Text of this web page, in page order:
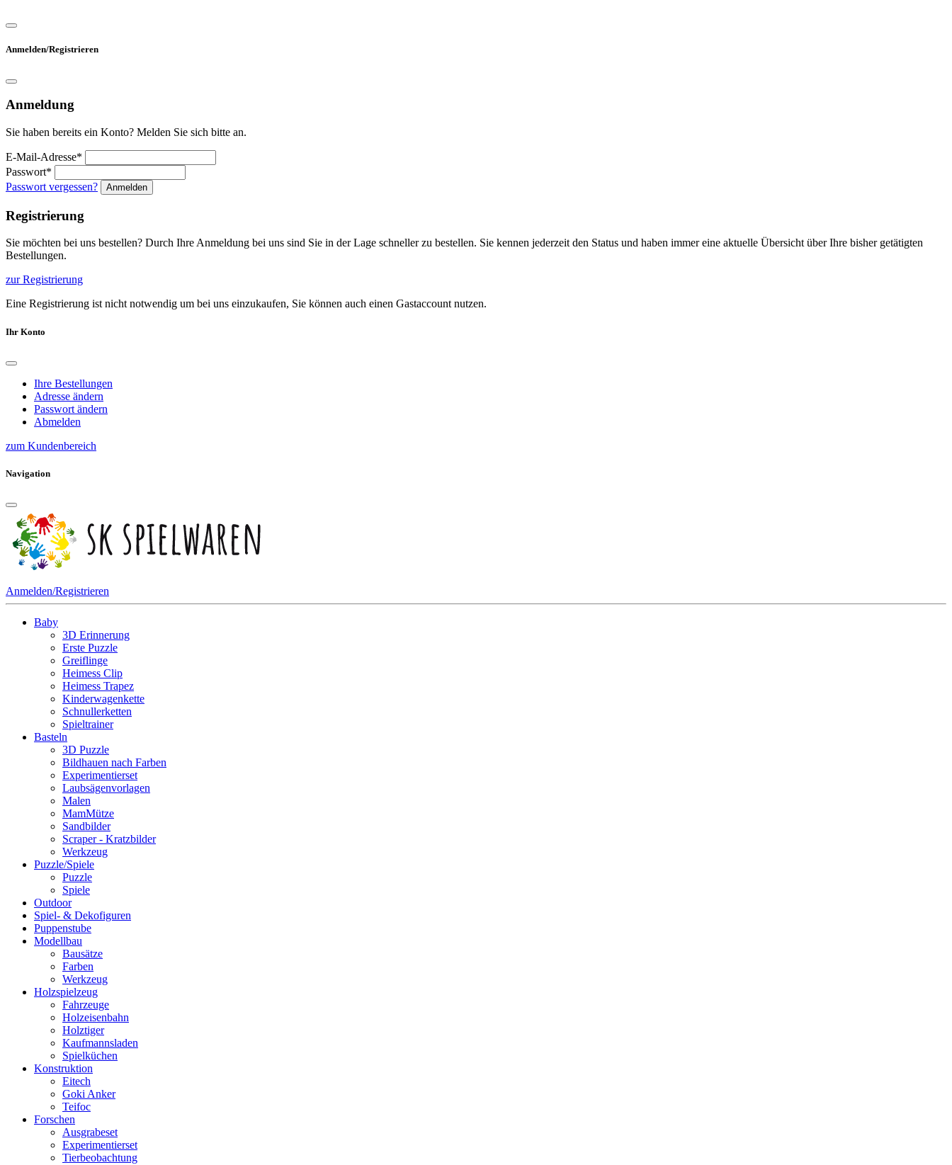
Anmelden/Registrieren
Anmeldung
Sie haben bereits ein Konto? Melden Sie sich bitte an.
E-Mail-Adresse*
Passwort*
Passwort vergessen?
Anmelden
Registrierung
Sie möchten bei uns bestellen? Durch Ihre Anmeldung bei uns sind Sie in der Lage schneller zu bestellen. Sie kennen jederzeit den Status und haben immer eine aktuelle Übersicht über Ihre bisher getätigten
Bestellungen.
zur Registrierung
Eine Registrierung ist nicht notwendig um bei uns einzukaufen, Sie können auch einen Gastaccount nutzen.
Ihr Konto
Ihre Bestellungen
Adresse ändern
Passwort ändern
Abmelden
zum Kundenbereich
Navigation
Anmelden/Registrieren
Baby
3D Erinnerung
Erste Puzzle
Greiflinge
Heimess Clip
Heimess Trapez
Kinderwagenkette
Schnullerketten
Spieltrainer
Basteln
3D Puzzle
Bildhauen nach Farben
Experimentierset
Laubsägenvorlagen
Malen
MamMütze
Sandbilder
Scraper - Kratzbilder
Werkzeug
Puzzle/Spiele
Puzzle
Spiele
Outdoor
Spiel- & Dekofiguren
Puppenstube
Modellbau
Bausätze
Farben
Werkzeug
Holzspielzeug
Fahrzeuge
Holzeisenbahn
Holztiger
Kaufmannsladen
Spielküchen
Konstruktion
Eitech
Goki Anker
Teifoc
Forschen
Ausgrabeset
Experimentierset
Tierbeobachtung